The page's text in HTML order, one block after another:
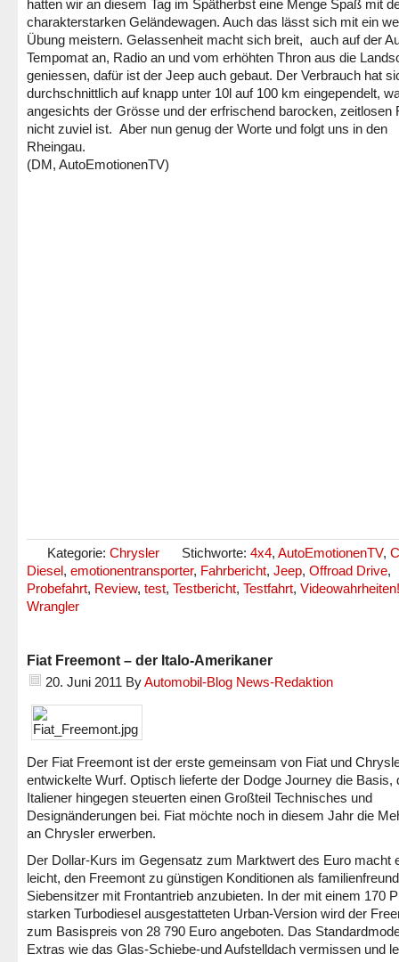
hatten wir an diesem Tag im Spätherbst eine Menge Spaß mit
charakterstarken Geländewagen. Auch das lässt sich mit ein
Übung meistern. Gelassenheit macht sich breit, auch auf der
Tempomat an, Radio an und vom erhöhten Thron aus die
geniessen, dafür ist der Jeep auch gebaut. Der Verbrauch hat
durchschnittlich auf knapp unter 10l auf 100 km eingependelt,
angesichts der Grösse und der erfrischend barocken, zeitlosen
nicht zuviel ist. Aber nun genug der Worte und folgt uns in den
Rheingau.
(DM, AutoEmotionenTV)
Kategorie: Chrysler Stichworte: 4x4, AutoEmotionenTV,
Diesel, emotionentransporter, Fahrbericht, Jeep, Offroad Drive,
Probefahrt, Review, test, Testbericht, Testfahrt, Videowahrheiten!
Wrangler
Fiat Freemont – der Italo-Amerikaner
20. Juni 2011 ByAutomobil-Blog News-Redaktion
Der Fiat Freemont ist der erste gemeinsam von Fiat und
entwickelte Wurf. Optisch lieferte der Dodge Journey die Basis,
Italiener hingegen steuerten einen Großteil Technisches und
Designänderungen bei. Fiat möchte noch in diesem Jahr die
an Chrysler erwerben.
Der Dollar-Kurs im Gegensatz zum Marktwert des Euro macht
leicht, den Freemont zu günstigen Konditionen als
Siebensitzer mit Frontantrieb anzubieten. In der mit einem 170
starken Turbodiesel ausgestatteten Urban-Version wird der
zum Basispreis von 28 790 Euro angeboten. Das
Extras wie das Glas-Schiebe-und Aufstelldach vermissen und